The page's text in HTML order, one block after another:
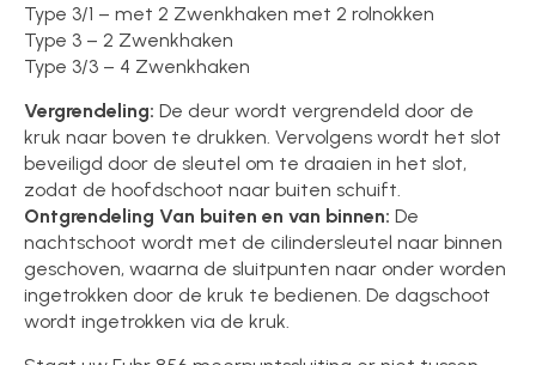
Type 3/1 – met 2 Zwenkhaken met 2 rolnokken
Type 3 – 2 Zwenkhaken
Type 3/3 – 4 Zwenkhaken
Vergrendeling:De deur wordt vergrendeld door de
kruk naar boven te drukken. Vervolgens wordt het slot
beveiligd door de sleutel om te draaien in het slot,
zodat de hoofdschoot naar buiten schuift.
Ontgrendeling Van buiten en van binnen: De
nachtschoot wordt met de cilindersleutel naar binnen
geschoven, waarna de sluitpunten naar onder worden
ingetrokken door de kruk te bedienen. De dagschoot
wordt ingetrokken via de kruk.